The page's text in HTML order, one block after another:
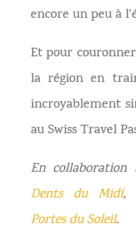
encore un peu à
Et pour
la région en
incroyablement
au Swiss Travel
En collaboration
Dents du Midi,
Portes du Soleil.